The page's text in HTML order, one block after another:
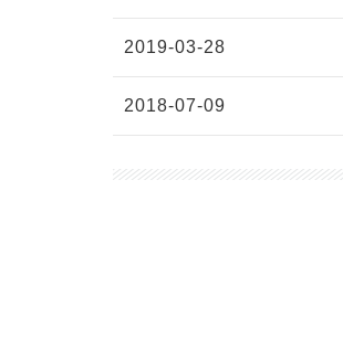
2019-03-28
2018-07-09